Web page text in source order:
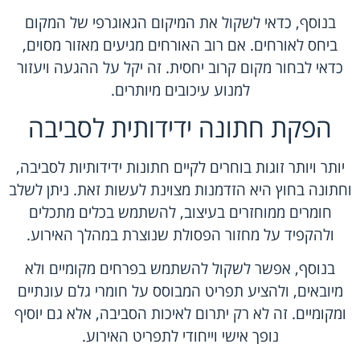
בנוסף, כדאי לשקול את המיקום הגאוגרפי של המקום
ביחס לאורחים. אם רוב האורחים מגיעים מאזור מסוים,
כדאי לבחור מקום קרוב יחסית. זה יקל על ההגעה ויעזור
למנוע עיכובים מיותרים.
הפקת חתונה ידידותית לסביבה
יותר ויותר זוגות בוחרים לקיים חתונות ידידותיות לסביבה,
וחתונה בחוץ היא הזדמנות מצוינת לעשות זאת. ניתן לשלב
חומרים ממוחזרים בעיצוב, להשתמש בכלים מתכלים
ולהקפיד על מחזור הפסולת שנוצרת במהלך האירוע.
בנוסף, אפשר לשקול להשתמש בפרחים מקומיים ולא
מיובאים, ולהציע תפריט המבוסס על חומרי גלם עונתיים
ומקומיים. זה לא רק יתרום לאיכות הסביבה, אלא גם יוסיף
נופך אישי וייחודי לתפריט האירוע.